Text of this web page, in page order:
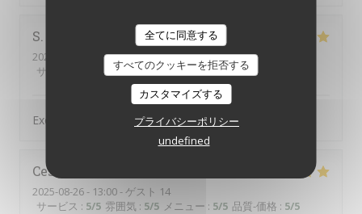
全てに同意する
すべてのクッキーを拒否する
カスタマイズする
プライバシーポリシー
undefined
S
2025-09-05
- 20:00 - ゲスト 4
サービス
雰囲気 : 5/5 メニュー:5/5 品質-価格
Excellent et super service :-)
Cesar
2025-08-26- 13:00 - ゲスト 14
サービス : 5/5 雰囲気 : 5/5 メニュー : 5/5 品質-価格 : 5/5